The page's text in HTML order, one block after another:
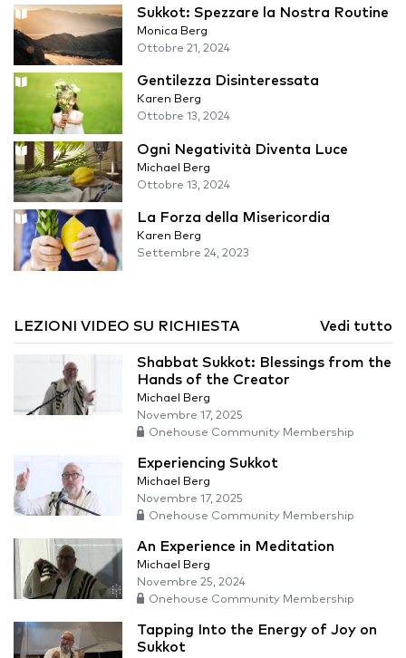
Sukkot: Spezzare la Nostra Routine
Monica Berg
Ottobre 21, 2024
Gentilezza Disinteressata
Karen Berg
Ottobre 13, 2024
Ogni Negatività Diventa Luce
Michael Berg
Ottobre 13, 2024
La Forza della Misericordia
Karen Berg
Settembre 24, 2023
LEZIONI VIDEO SU RICHIESTA Vedi tutto
Shabbat Sukkot: Blessings from the
Hands of the Creator
Michael Berg
Novembre 17, 2025
Onehouse Community Membership
Experiencing Sukkot
Michael Berg
Novembre 17, 2025
Onehouse Community Membership
An Experience in Meditation
Michael Berg
Novembre 25, 2024
Onehouse Community Membership
Tapping Into the Energy of Joy on
Sukkot